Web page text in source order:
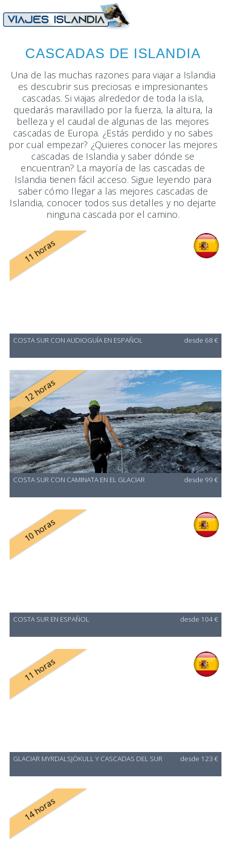
CASCADAS DE ISLANDIA
Una de las muchas razones para viajar a Islandia
es descubrir sus preciosas e impresionantes
cascadas. Si viajas alrededor de toda la isla,
quedarás maravillado por la fuerza, la altura, la
belleza y el caudal de algunas de las mejores
cascadas de Europa. ¿Estás perdido y no sabes
por cual empezar? ¿Quieres conocer las mejores
cascadas de Islandia y saber dónde se
encuentran? La mayoría de las cascadas de
Islandia tienen fácil acceso. Sigue leyendo para
saber cómo llegar a las mejores cascadas de
Islandia, conocer todos sus detalles y no dejarte
ninguna cascada por el camino.
11 horas
COSTA SUR CON AUDIOGUÍA EN ESPAÑOL desde 68 €
12 horas
COSTA SUR CON CAMINATA EN EL GLACIAR desde 99 €
10 horas
COSTA SUR EN ESPAÑOL desde 104 €
11 horas
GLACIAR MYRDALSJÖKULL Y CASCADAS DEL SUR desde 123 €
14 horas